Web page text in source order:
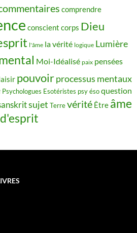
comprendre
conscient corps Dieu
l'âme la vérité logique Lumière
Moi-Idéalisé paix pensées
pouvoirprocessus mentaux
Psychologues Esotéristes psy ésoquestion
sujet Terrevérité Être âme